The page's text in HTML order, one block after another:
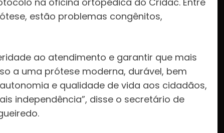
estão problemas congênitos,
ao atendimento e garantir que mais
a uma prótese moderna, durável, bem
e qualidade de vida aos cidadãos,
independência”, disse o secretário de